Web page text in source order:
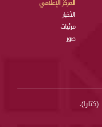
المركز الإعلامي
الأخبار
مرئيات
صور